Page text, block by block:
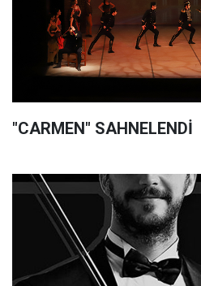
"CARMEN" SAHNELENDİ